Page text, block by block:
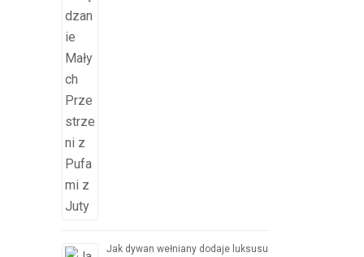
Jak dywan wełniany dodaje luksusu